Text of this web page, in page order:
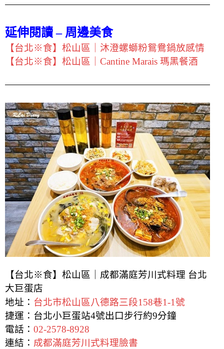
延伸閱讀 – 周邊美食
【台北※食】松山區｜沐澄螺螄粉鴛鴦鍋放感情
【台北※食】松山區｜Cantine Marais 瑪黑餐酒
【台北※食】松山區｜成都滿庭芳川式料理 台北
大巨蛋店
地址： 台北市松山區八德路三段158巷1-1號
捷運：台北小巨蛋站4號出口步行約9分鐘
電話： 02-2578-8928
連結： 成都滿庭芳川式料理臉書